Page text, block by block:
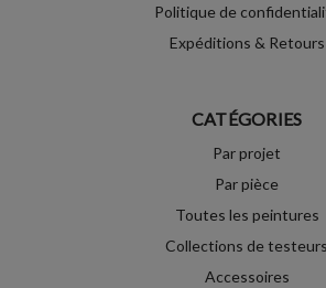
Politique de
Expéditions & Retours
CATÉGORIES
Par projet
Par pièce
Toutes les peintures
Collections de testeurs
Accessoires